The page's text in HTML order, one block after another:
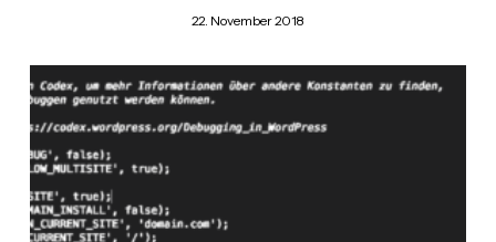
22. November 2018